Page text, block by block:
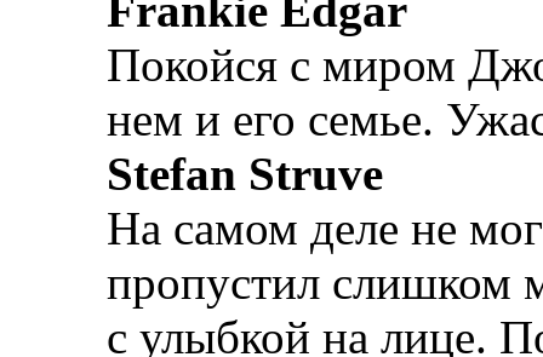
Покойся с миром
нем и его семье.
Stefan Struve
На самом деле не
пропустил слишком
с улыбкой на лице.